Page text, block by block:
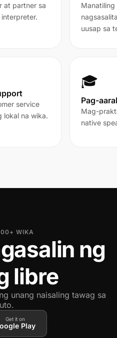
at partner sa
uusap sa
service
lokal na wika.
🎓
Pag-
Mag-
native
WIKA
ng
libre
unang naisaling tawag sa
Get it on
Play